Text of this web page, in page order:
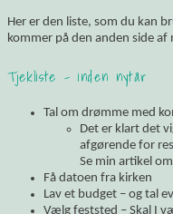
Her er den liste, som du kan
kommer på den anden side af
Tjekliste – inden nytår
Tal om drømme med
Det er klart det
afgørende for
Se min artikel
Få datoen fra kirken
Lav et budget – og tal
Vælg feststed – Skal I